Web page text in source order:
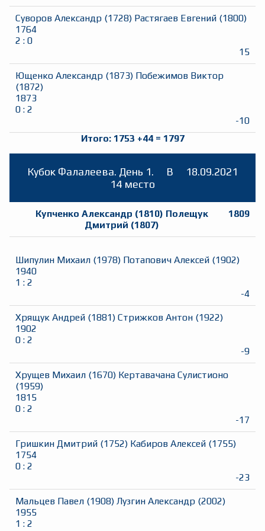
Суворов Александр (1728) Растягаев Евгений (1800)
1764
2 : 0
15
Ющенко Александр (1873) Побежимов Виктор
(1872)
1873
0 : 2
-10
Итого: 1753 +44= 1797
Кубок Фалалеева. День 1. B
18.09.2021
14 место
Купченко Александр (1810) Полещук
Дмитрий (1807)
1809
Шипулин Михаил (1978) Потапович Алексей (1902)
1940
1 : 2
-4
Хрящук Андрей (1881) Стрижков Антон (1922)
1902
0 : 2
-9
Хрущев Михаил (1670) Кертавачана Сулистионо
(1959)
1815
0 : 2
-17
Гришкин Дмитрий (1752) Кабиров Алексей (1755)
1754
0 : 2
-23
Мальцев Павел (1908) Лузгин Александр (2002)
1955
1 : 2